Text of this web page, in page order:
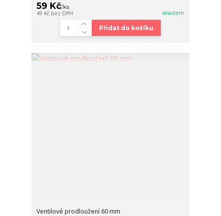
59 Kč/ks
49 Kč bez DPH skladem
Přidat do košíku
Ventilové prodloužení 60 mm